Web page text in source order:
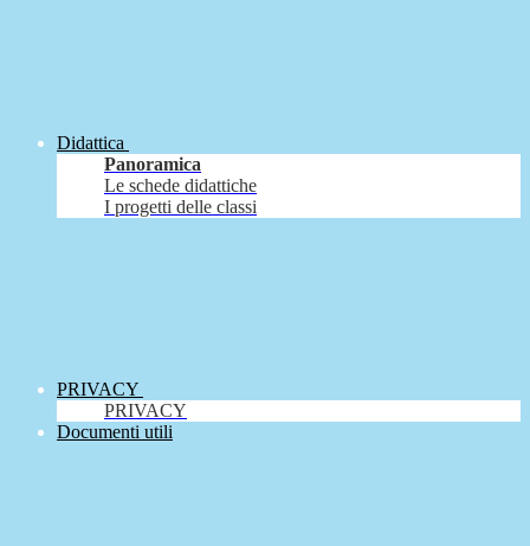
Didattica
Panoramica
Le schede didattiche
I progetti delle classi
PRIVACY
PRIVACY
Documenti utili